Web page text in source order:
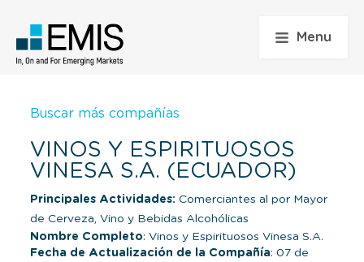
Menu
Buscar más compañías
VINOS Y ESPIRITUOSOS
VINESA S.A. (ECUADOR)
Principales Actividades: Comerciantes al por Mayor
de Cerveza, Vino y Bebidas Alcohólicas
Nombre Completo: Vinos y Espirituosos Vinesa S.A.
Fecha de Actualización de la Compañía: 07 de